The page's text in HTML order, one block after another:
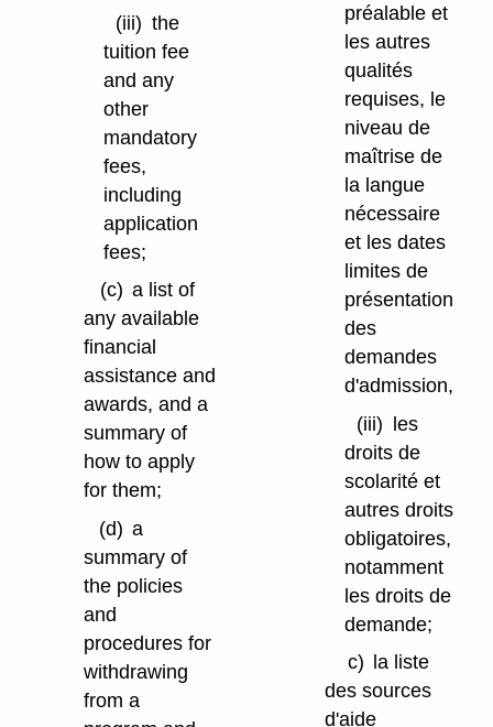
(iii) the
tuition fee
and any
other
mandatory
fees,
including
application
fees;
(c) a list of
any available
financial
assistance and
awards, and a
summary of
how to apply
for them;
(d) a
summary of
the policies
and
procedures for
withdrawing
from a
préalable et
les autres
qualités
requises, le
niveau de
maîtrise de
la langue
nécessaire
et les dates
limites de
présentation
des
demandes
d'admission,
(iii) les
droits de
scolarité et
autres droits
obligatoires,
notamment
les droits de
demande;
c)
la liste
des sources
d'aide